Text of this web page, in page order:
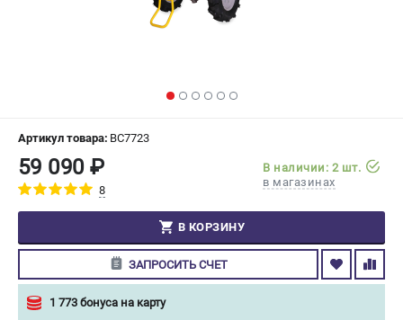
МАГАЗИНЫ
ИЗБРАННОЕ ( 0 )
Сервисный центр
Артикул товара: BC7723
59 090 ₽
8
В наличии: 2 шт.
в магазинах
В КОРЗИНУ
ЗАПРОСИТЬ СЧЕТ
1 773 бонуса на карту